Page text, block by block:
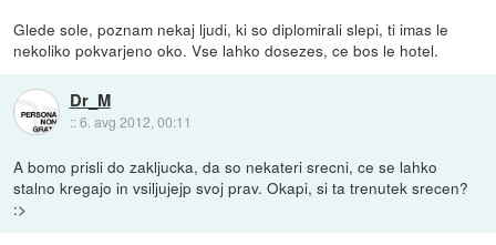
Glede sole, poznam nekaj ljudi, ki so diplomirali slepi, ti imas le
nekoliko pokvarjeno oko. Vse lahko dosezes, ce bos le hotel.
Dr_M
::6. avg 2012, 00:11
A bomo prisli do zakljucka, da so nekateri srecni, ce se lahko
stalno kregajo in vsiljujejp svoj prav. Okapi, si ta trenutek srecen?
:>